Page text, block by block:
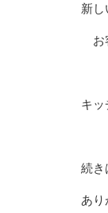
新
お
キ
続き
あり